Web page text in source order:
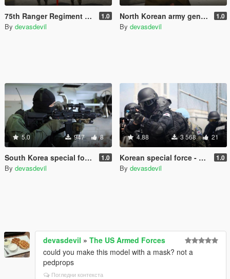
75th Ranger Regiment and 101st Airborne Division 1.0
By devasdevil
North Korean army general (4stars) 1.0
By devasdevil
5.0 947 8
South Korea special force - UDT/SEAL 1.0
By devasdevil
4.88 3 568 21
Korean special force - 707 Special Service Corps (707특임대) 1.0
By devasdevil
devasdevil » The US Armed Forces
could you make this model with a mask? not a
pedprops
Погледни контекста